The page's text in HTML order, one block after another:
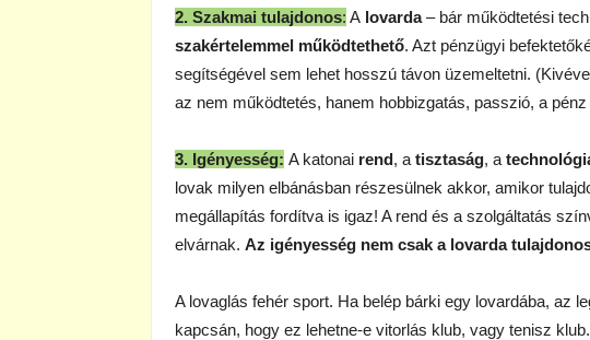
2. Szakmai tulajdonos: A lovarda– bár működtetési
szakértelemmel működtethető. Azt pénzügyi
segítségével sem lehet hosszú távon üzemeltetni.
az nem működtetés, hanem hobbizgatás, passzió, a
3. Igényesség: A katonai rend, a tisztaság, a
lovak milyen elbánásban részesülnek akkor, amikor
megállapítás fordítva is igaz! A rend és a szolgáltatás
elvárnak. Az igényesség nem csak a lovarda
A lovaglás fehér sport. Ha belép bárki egy lovardába, az
kapcsán, hogy ez lehetne-e vitorlás klub, vagy tenisz